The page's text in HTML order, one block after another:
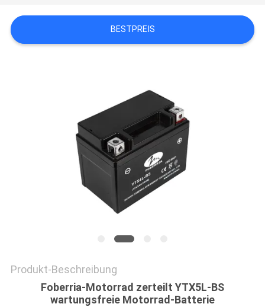
NACHRICHTEN
BESTPREIS
Produkt-Beschreibung
Foberria-Motorrad zerteilt YTX5L-BS
wartungsfreie Motorrad-Batterie